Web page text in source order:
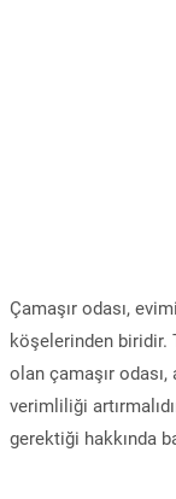
Çamaşır odası,
köşelerinden biridir.
olan çamaşır
verimliliği
gerektiği hakkında